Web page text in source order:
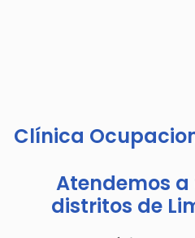
Clínica
Atendemos a
distritos de